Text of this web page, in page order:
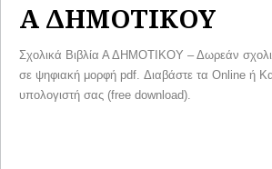
Α ΔΗΜΟΤΙΚΟΥ
Σχολικά Βιβλία Α ΔΗΜΟΤΙΚΟΥ – Δωρεάν
σε ψηφιακή μορφή pdf. Διαβάστε τα Online ή
υπολογιστή σας (free download).